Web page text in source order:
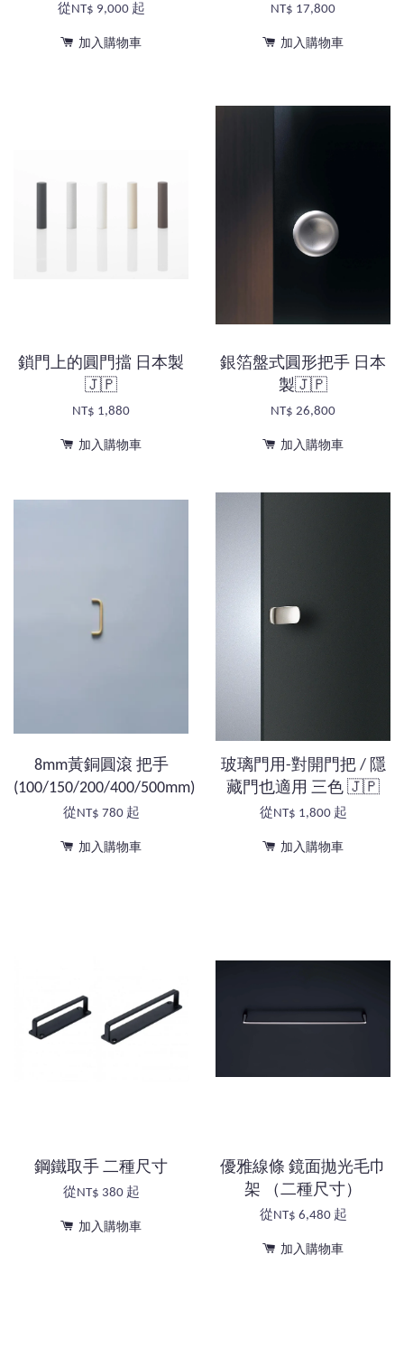
從NT$ 9,000 起
加入購物車
NT$ 17,800
加入購物車
鎖門上的圓門擋 日本製
🇯🇵
NT$ 1,880
加入購物車
銀箔盤式圓形把手 日本
製🇯🇵
NT$ 26,800
加入購物車
8mm黃銅圓滾 把手
(100/150/200/400/500mm)
從NT$ 780 起
加入購物車
玻璃門用-對開門把 / 隱
藏門也適用 三色 🇯🇵
從NT$ 1,800 起
加入購物車
鋼鐵取手 二種尺寸
從NT$ 380 起
加入購物車
優雅線條 鏡面拋光毛巾
架 （二種尺寸）
從NT$ 6,480 起
加入購物車